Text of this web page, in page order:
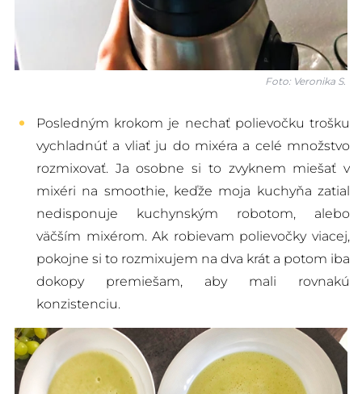
Foto: Veronika S.
Posledným krokom je nechať polievočku trošku
vychladnúť a vliať ju do mixéra a celé množstvo
rozmixovať. Ja osobne si to zvyknem miešať v
mixéri na smoothie, keďže moja kuchyňa zatiaľ
nedisponuje kuchynským robotom, alebo
väčším mixérom. Ak robievam polievočky viacej,
pokojne si to rozmixujem na dva krát a potom iba
dokopy premiešam, aby mali rovnakú
konzistenciu.